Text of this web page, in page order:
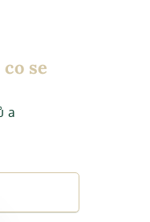
se
a